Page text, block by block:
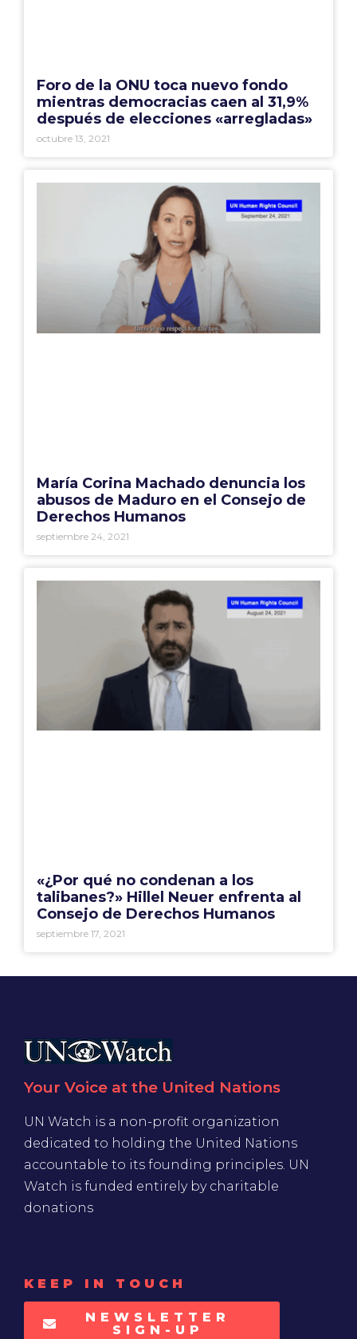
Foro de la ONU toca nuevo fondo
mientras democracias caen al 31,9%
después de elecciones «arregladas»
octubre 13, 2021
María Corina Machado denuncia los
abusos de Maduro en el Consejo de
Derechos Humanos
septiembre 24, 2021
«¿Por qué no condenan a los
talibanes?» Hillel Neuer enfrenta al
Consejo de Derechos Humanos
septiembre 17, 2021
Your Voice at the United Nations
UN Watch is a non-profit organization
dedicated to holding the United Nations
accountable to its founding principles. UN
Watch is funded entirely by charitable
donations
KEEP IN TOUCH
NEWSLETTER
SIGN-UP